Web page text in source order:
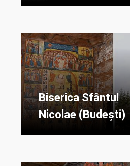
Biserica Sfântul
Nicolae (Budești)